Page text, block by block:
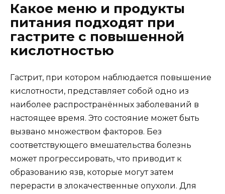
Какое меню и продукты
питания подходят при
гастрите с повышенной
кислотностью
Гастрит, при котором наблюдается повышение
кислотности, представляет собой одно из
наиболее распространённых заболеваний в
настоящее время. Это состояние может быть
вызвано множеством факторов. Без
соответствующего вмешательства болезнь
может прогрессировать, что приводит к
образованию язв, которые могут затем
перерасти в злокачественные опухоли. Для